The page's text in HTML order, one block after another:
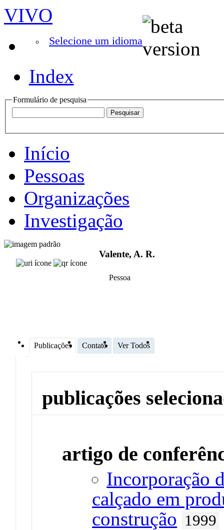
VIVO
Selecione um idioma
Index
Formulário de pesquisa
Início
Pessoas
Organizações
Investigação
Valente, A. R.
Pessoa
Publicações Contato Ver Todos
publicações
artigo de
Incorporação
calçado em
construção 1999